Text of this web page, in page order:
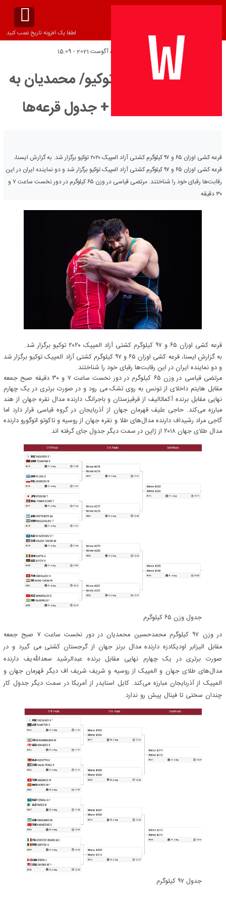
لطفا یک افزونه تاریخ نصب کنید.
تاریخ انتشار:
کشتی آزاد المپیک توکیو/ محمدیان به
تانک روس خورد + جدول قرعه‌ها
قرعه کشی اوزان ۶۵ و ۹۷ کیلوگرم کشتی آزاد المپیک ۲۰۲۰ توکیو برگزار شد. به گزارش ایسنا،
قرعه کشی اوزان ۶۵ و ۹۷ کیلوگرم کشتی آزاد المپیک توکیو برگزار شد و دو نماینده ایران در این
رقابت‌ها رقبای خود را شناختند. مرتضی قیاسی در وزن ۶۵ کیلوگرم در دور نخست ساعت ۷ و
۳۰ دقیقه
قرعه کشی اوزان ۶۵ و ۹۷ کیلوگرم کشتی آزاد المپیک ۲۰۲۰ توکیو برگزار شد.
به گزارش ایسنا، قرعه کشی اوزان ۶۵ و ۹۷ کیلوگرم کشتی آزاد المپیک توکیو برگزار شد
و دو نماینده ایران در این رقابت‌ها رقبای خود را شناختند.
مرتضی قیاسی در وزن ۶۵ کیلوگرم در دور نخست ساعت ۷ و ۳۰ دقیقه صبح جمعه
مقابل هایتم داخلای از تونس به روی تشک می رود و در صورت برتری در یک چهارم
نهایی مقابل برنده آکماتالیف از قرقیزستان و باجرانگ دارنده مدال نقره جهان از هند
مبارزه می‌کند. حاجی علیف قهرمان جهان از آذربایجان در گروه قیاسی قرار دارد اما
گاجی مراد رشیداف دارنده مدال‌های طلا و نقره جهان از روسیه و تاکوتو اتوگورو دارنده
مدال طلای جهان ۲۰۱۸ از ژاپن در سمت دیگر جدول جای گرفته اند.
جدول وزن ۶۵ کیلوگرم
در وزن ۹۷ کیلوگرم محمدحسین محمدیان در دور نخست ساعت ۷ صبح جمعه
مقابل الیزابر اودیکادزه دارنده مدال برنز جهان از گرجستان کشتی می گیرد و در
صورت برتری در یک چهارم نهایی مقابل برنده عبدالرشید سعدالله‌یف دارنده
مدال‌های طلای جهان و المپیک از روسیه و شریف شریف اف دیگر قهرمان جهان و
المپیک از آذربایجان مبارزه می‌کند. کایل اسنایدر از آمریکا در سمت دیگر جدول کار
چندان سختی تا فینال پیش رو ندارد.
جدول ۹۷ کیلوگرم